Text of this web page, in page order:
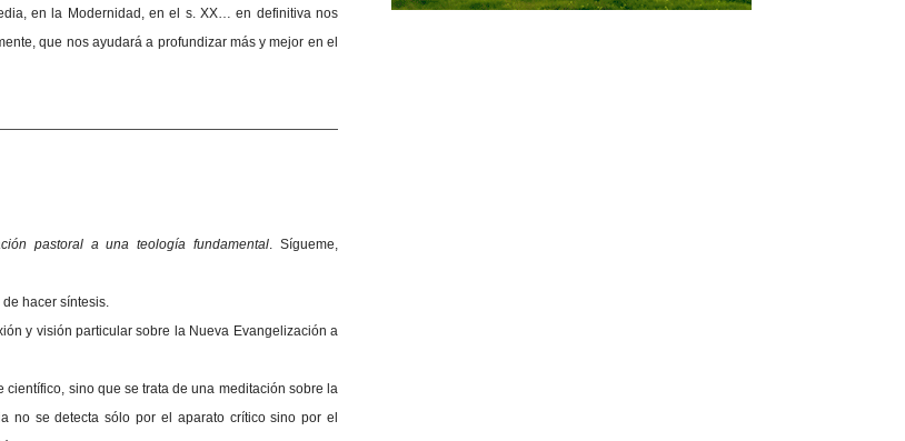
en la Modernidad, en el s. XX… en definitiva nos
que nos ayudará a profundizar más y mejor en el
pastoral a una teología fundamental. Sígueme,
hacer síntesis.
y visión particular sobre la Nueva Evangelización a
sino que se trata de una meditación sobre la
no se detecta sólo por el aparato crítico sino por el